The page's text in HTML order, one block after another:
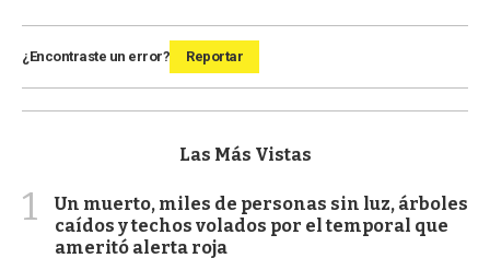
¿Encontraste un error? Reportar
Las Más Vistas
1
Un muerto, miles de personas sin luz, árboles
caídos y techos volados por el temporal que
ameritó alerta roja